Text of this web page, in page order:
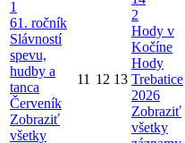
1
61. ročník
Slávností
spevu,
hudby a
tanca
Červeník
Zobraziť
všetky
11 12 13
2
Hody v
Kočíne
Hody
Trebatice
2026
Zobraziť
všetky